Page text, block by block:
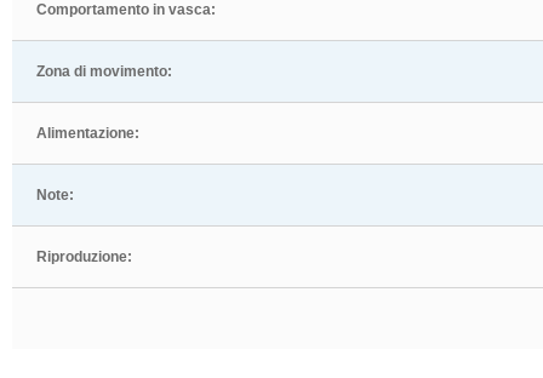
Comportamento in vasca:
Zona di movimento:
Alimentazione:
Note:
Riproduzione: